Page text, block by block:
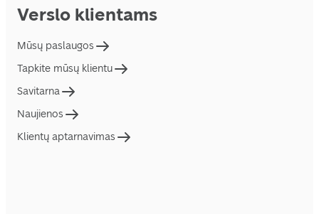
Verslo klientams
Mūsų paslaugos
Tapkite mūsų klientu
Savitarna
Naujienos
Klientų aptarnavimas